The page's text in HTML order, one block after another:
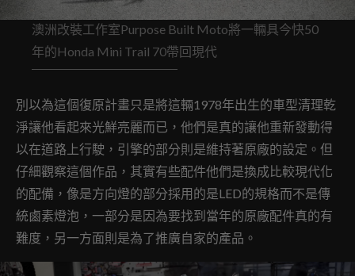
澳洲改裝工作室Purpose Built Moto將一輛具今快50
年的Honda Mini Trail 70帶回現代
別以為這個復原計畫只是將這輛1978年出生的車型清理乾
淨讓他看起來光鮮亮麗而已，他們是真的讓他重新發動得
以在道路上行駛，引擎的部分則是維持著原廠的設定。但
仔細觀察這個作品，其實有些配件他們是換成比較現代化
的配備，像是方向燈的部分採用的是LED的規格而不是傳
統鹵素燈泡，一部分是因為要找到當年的原廠配件真的有
難度，另一方面則是為了推廣自家的產品。